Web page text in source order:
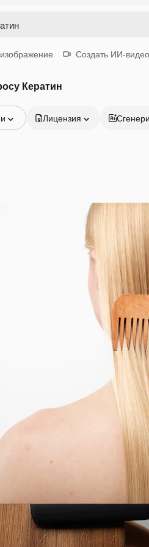
Создать ИИ-видео
Кератин
Лицензия
Креативная платформа для создания
ваших лучших работ. Более 1
подписчиков среди креаторов,
предприятий, агентств и студий.